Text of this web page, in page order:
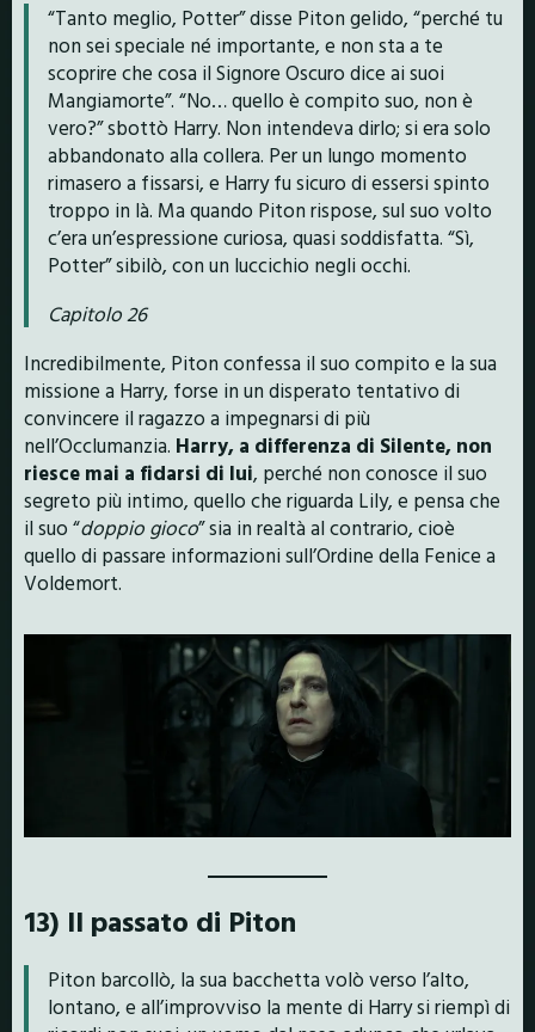
“Tanto meglio, Potter” disse Piton gelido, “perché tu
non sei speciale né importante, e non sta a te
scoprire che cosa il Signore Oscuro dice ai suoi
Mangiamorte”. “No… quello è compito suo, non è
vero?” sbottò Harry. Non intendeva dirlo; si era solo
abbandonato alla collera. Per un lungo momento
rimasero a fissarsi, e Harry fu sicuro di essersi spinto
troppo in là. Ma quando Piton rispose, sul suo volto
c’era un’espressione curiosa, quasi soddisfatta. “Sì,
Potter” sibilò, con un luccichio negli occhi.
Capitolo 26
Incredibilmente, Piton confessa il suo compito e la sua
missione a Harry, forse in un disperato tentativo di
convincere il ragazzo a impegnarsi di più
nell’Occlumanzia. Harry, a differenza di Silente, non
riesce mai a fidarsi di lui, perché non conosce il suo
segreto più intimo, quello che riguarda Lily, e pensa che
il suo “doppio gioco” sia in realtà al contrario, cioè
quello di passare informazioni sull’Ordine della Fenice a
Voldemort.
13) Il passato di Piton
Piton barcollò, la sua bacchetta volò verso l’alto,
lontano, e all’improvviso la mente di Harry si riempì di